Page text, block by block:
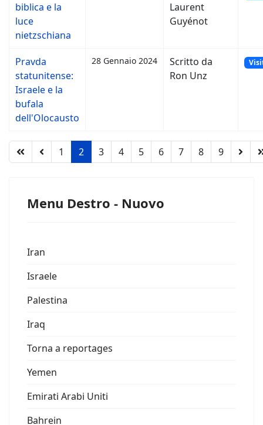
biblica e la
luce
nietzschiana
Laurent
Guyénot
Pravda
statunitense:
Israele e la
bufala
dell'Olocausto
28 Gennaio 2024
Scritto da
Ron Unz
1 2 3 4 5 6 7 8 9
Menu Destro - Nuovo
Iran
Israele
Palestina
Iraq
Torna a reportages
Yemen
Emirati Arabi Uniti
Bahrein